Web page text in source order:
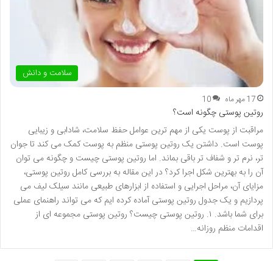
سلامت و دانش
17 مهر ماه 10
روتین پوستی چگونه است؟
مراقبت از پوست یکی از مهم ترین عوامل حفظ سلامت، شادابی و زیبایی
پوست است. داشتن یک روتین پوستی منظم به پوست کمک می کند تا جوان
تر، نرم تر و شفاف تر باقی بماند. اما روتین پوستی چیست و چگونه می توان
آن را به بهترین شکل اجرا کرد؟ در این مقاله به بررسی کامل روتین پوستی،
مزایای آن، مراحل اجرایی و استفاده از ابزارهای طبیعی مانند سیلک لیف می
پردازیم و یک جدول روتین پوستی آماده کرده ایم که می تواند راهنمای عملی
برای شما باشد. ۱. روتین پوستی چیست؟ روتین پوستی مجموعه ای از
اقدامات منظم روزانه…